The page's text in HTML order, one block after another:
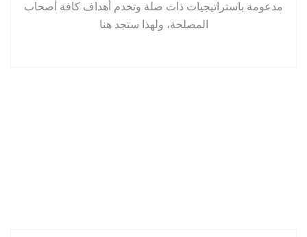
مدعومة باستراتيجيات ذات صلة وتخدم أهداف كافة أصحاب
المصلحة، ولهذا ستجد هنا